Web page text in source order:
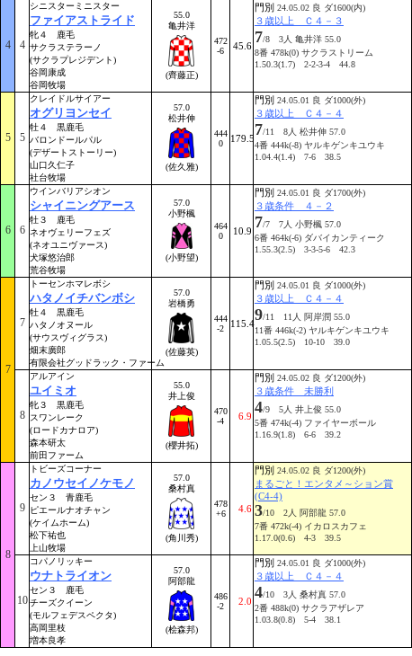
4 4
シニスターミニスター
ファイアストライド
牝４ 鹿毛
サクラステラーノ
(サクラプレジデント)
谷岡康成
谷岡牧場
55.0
亀井洋
(齊藤正)
472
-6
45.6
門別 24.05.02 良 ダ1600(内)
３歳以上 Ｃ４－３
7/8 3人 亀井洋 55.0
8番 478k(0) サクラストリーム
1.50.3(1.7) 2-2-3-4 44.8
5 5
クレイドルサイアー
オグリヨンセイ
牡４ 黒鹿毛
バロンドールパル
(デザートストーリー)
山口久仁子
社台牧場
57.0
松井伸
(佐久雅)
444
0
179.5
門別 24.05.01 良 ダ1000(外)
３歳以上 Ｃ４－４
7/11 8人 松井伸 57.0
4番 444k(-8) ヤルキゲンキユウキ
1.04.4(1.4) 7-6 38.5
6 6
ウインバリアシオン
シャイニングアース
牡３ 鹿毛
ネオヴェリーフェズ
(ネオユニヴァース)
犬塚悠治郎
荒谷牧場
57.0
小野楓
(小野望)
464
0
10.9
門別 24.05.01 良 ダ1700(外)
３歳条件 ４－２
7/7 7人 小野楓 57.0
6番 464k(-6) ダバイカンティーク
1.55.3(2.5) 3-3-5-6 42.3
7
7
トーセンホマレボシ
ハタノイチバンボシ
牡４ 黒鹿毛
ハタノオヌール
(サウスヴィグラス)
畑末廣郎
有限会社グッドラック・ファーム
57.0
岩橋勇
(佐藤英)
444
-2
115.4
門別 24.05.01 良 ダ1000(外)
３歳以上 Ｃ４－４
9/11 11人 阿岸潤 55.0
11番 446k(-2) ヤルキゲンキユウキ
1.05.5(2.5) 10-10 39.0
8
アルアイン
ユイミオ
牝３ 黒鹿毛
スワンレーク
(ロードカナロア)
森本研太
前田ファーム
55.0
井上俊
(櫻井拓)
470
-4
6.9
門別 24.05.02 良 ダ1200(外)
３歳条件 未勝利
4/9 5人 井上俊 55.0
5番 474k(-4) ファイヤーボール
1.16.9(1.8) 6-6 39.2
8
9
トビーズコーナー
カノウセイノケモノ
セン３ 青鹿毛
ピエールナオチャン
(ケイムホーム)
松下祐也
上山牧場
57.0
桑村真
(角川秀)
478
+6
4.6
門別 24.05.02 良 ダ1200(外)
まるごと！エンタメ～ション賞
(C4-4)
3/10 2人 阿部龍 57.0
7番 472k(-4) イカロスカフェ
1.17.0(0.6) 4-3 39.5
10
コパノリッキー
ウナトライオン
セン３ 鹿毛
チーズクイーン
(モルフェデスペクタ)
高岡里枝
増本良孝
57.0
阿部龍
(桧森邦)
486
-2
2.0
門別 24.05.01 良 ダ1000(外)
３歳以上 Ｃ４－４
4/10 3人 桑村真 57.0
2番 488k(0) サクラアザレア
1.03.8(0.8) 5-4 38.1